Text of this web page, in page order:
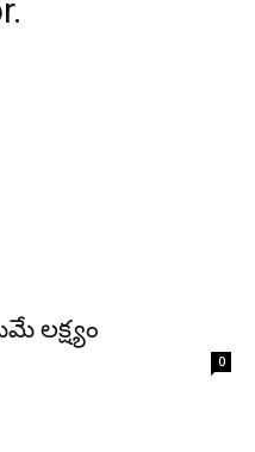
లక్ష్యం
0